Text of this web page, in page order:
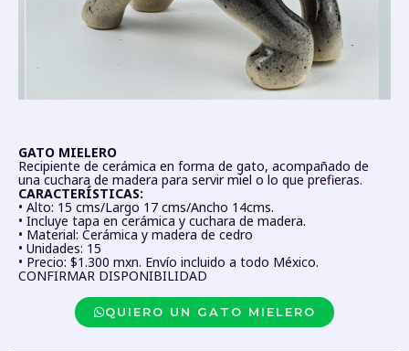
GATO MIELERO
Recipiente de cerámica en forma de gato, acompañado de
una cuchara de madera para servir miel o lo que prefieras.
CARACTERÍSTICAS:
• Alto: 15 cms/Largo 17 cms/Ancho 14cms.
• Incluye tapa en cerámica y cuchara de madera.
• Material: Cerámica y madera de cedro
• Unidades: 15
• Precio: $1.300 mxn. Envío incluido a todo México.
CONFIRMAR DISPONIBILIDAD
QUIERO UN GATO MIELERO